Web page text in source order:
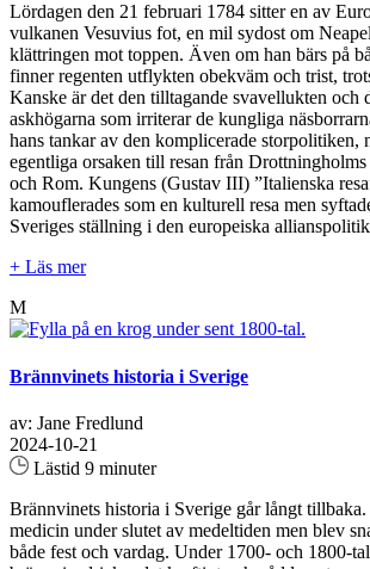
Lördagen den 21 februari 1784 sitter en av
vulkanen Vesuvius fot, en mil sydost om
klättringen mot toppen. Även om han bärs på
finner regenten utflykten obekväm och trist,
Kanske är det den tilltagande svavellukten och
askhögarna som irriterar de kungliga
hans tankar av den komplicerade storpolitiken,
egentliga orsaken till resan från
och Rom. Kungens (Gustav III) ”Italienska
kamouflerades som en kulturell resa men
Sveriges ställning i den europeiska
+ Läs mer
M
Brännvinets historia i Sverige
av: Jane Fredlund
2024-10-21
Lästid 9 minuter
Brännvinets historia i Sverige går långt
medicin under slutet av medeltiden men blev
både fest och vardag. Under 1700- och 1800-